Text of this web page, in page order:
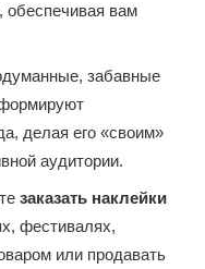
обеспечивая вам
забавные
делая его «своим»
аудитории.
заказать наклейки
фестивалях,
или продавать